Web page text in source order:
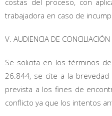
trabajadora en caso de
V. AUDIENCIA DE CONCILIACIÓN
Se solicita en los términos
26.844, se cite a la
prevista a los fines de
conflicto ya que los intentos